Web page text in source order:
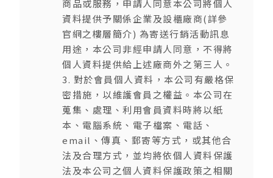
商品或服務，申請人同意本公司將個人
資料提供予關係企業及設櫃廠商(詳參
官網之樓層簡介) 為寄送行銷活動訊息
用途，本公司非經申請人同意，不得將
個人資料提供給上述廠商外之第三人。
3. 對於會員個人資料，本公司有嚴格保
密措施，以維護會員之權益。本公司在
蒐集、處理、利用會員資料時將以紙
本、電腦系統、電子檔案、電話、
email、傳真、郵寄等方式，或其他合
法及合理方式，並均將依個人資料保護
法及本公司之個人資料保護政策之相關